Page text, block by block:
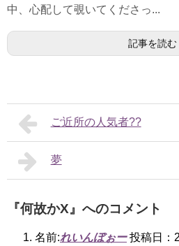
中、心配して覗いてくださっ...
記事を読む
ご近所の人気者??
夢
『何故かX』へのコメント
名前:れいんぼぉー 投稿日：